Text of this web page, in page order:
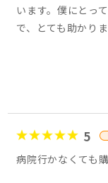
います。僕にとっ
で、とても助かりま
5
病院行かなくても